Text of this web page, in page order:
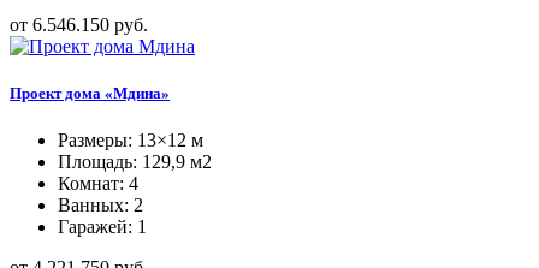
от 6.546.150 руб.
Проект дома «Мдина»
Размеры: 13×12 м
Площадь: 129,9 м2
Комнат: 4
Ванных: 2
Гаражей: 1